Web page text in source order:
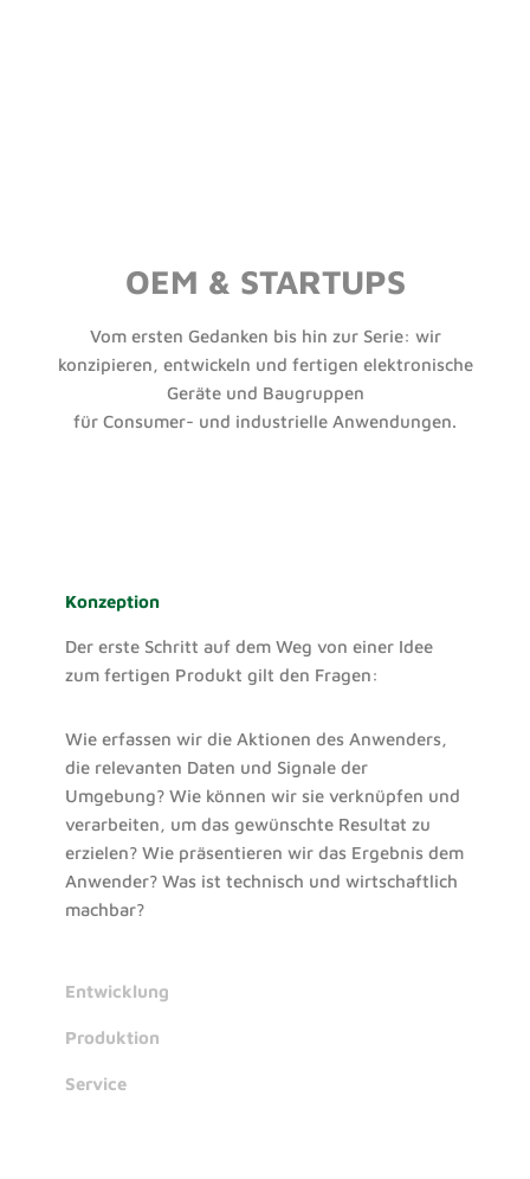
OEM & STARTUPS
Vom ersten Gedanken bis hin zur Serie: wir
konzipieren, entwickeln und fertigen elektronische
Geräte und Baugruppen
für Consumer- und industrielle Anwendungen.
Konzeption
Der erste Schritt auf dem Weg von einer Idee
zum fertigen Produkt gilt den Fragen:
Wie erfassen wir die Aktionen des Anwenders,
die relevanten Daten und Signale der
Umgebung? Wie können wir sie verknüpfen und
verarbeiten, um das gewünschte Resultat zu
erzielen? Wie präsentieren wir das Ergebnis dem
Anwender? Was ist technisch und wirtschaftlich
machbar?
Entwicklung
Produktion
Service